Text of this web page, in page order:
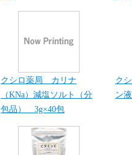
クシロ薬局 カリナ
（KNa）減塩ソルト（分
包品） 3g×40包
ク
ン